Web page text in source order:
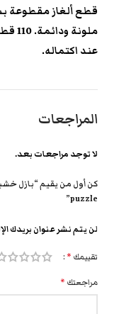
قطع ألغاز مقطوعة
عند اكتماله.
المراجعات
لا توجد مراجعات بعد.
puzzle”
لن يتم نشر عنوان بريدك
تقييمك *
مراجعتك *